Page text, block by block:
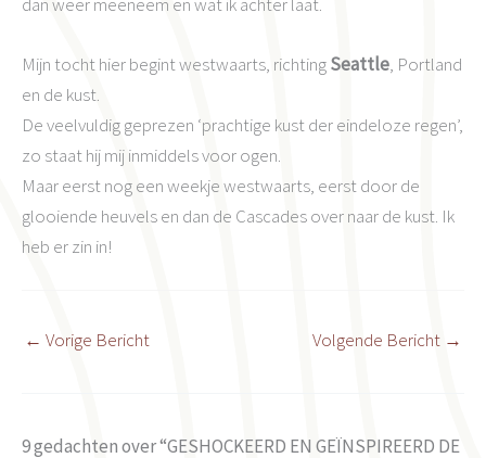
Mijn tocht hier begint westwaarts, richtingSeattle, Portland
en de kust.
De veelvuldig geprezen ‘prachtige kust der eindeloze regen’,
zo staat hij mij inmiddels voor ogen.
Maar eerst nog een weekje westwaarts, eerst door de
glooiende heuvels en dan de Cascades over naar de kust. Ik
heb er zin in!
← Vorige Bericht Volgende Bericht →
9 gedachten over “GESHOCKEERD EN GEÏNSPIREERD DE